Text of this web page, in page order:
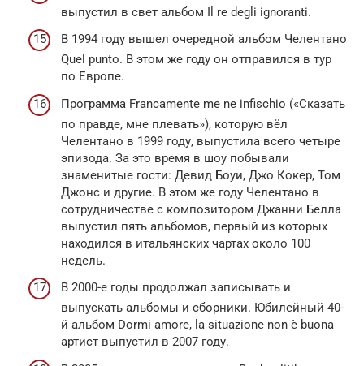
выпустил в свет альбом Il re degli ignoranti.
В 1994 году вышел очередной альбом Челентано
Quel punto. В этом же году он отправился в тур
по Европе.
Программа Francamente me ne infischio («Сказать
по правде, мне плевать»), которую вёл
Челентано в 1999 году, выпустила всего четыре
эпизода. За это время в шоу побывали
знаменитые гости: Девид Боуи, Джо Кокер, Том
Джонс и другие. В этом же году Челентано в
сотрудничестве с композитором Джанни Белла
выпустил пять альбомов, первый из которых
находился в итальянских чартах около 100
недель.
В 2000-е годы продолжал записывать и
выпускать альбомы и сборники. Юбилейный 40-
й альбом Dormi amore, la situazione non è buona
артист выпустил в 2007 году.